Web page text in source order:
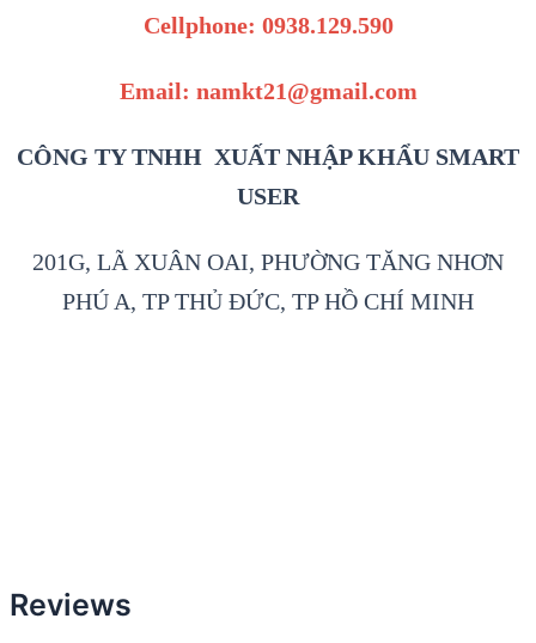
Cellphone: 0938.129.590
Email: namkt21@gmail.com
CÔNG TY TNHH XUẤT NHẬP KHẨU SMART
USER
201G, LÃ XUÂN OAI, PHƯỜNG TĂNG NHƠN
PHÚ A, TP THỦ ĐỨC, TP HỒ CHÍ MINH
Reviews